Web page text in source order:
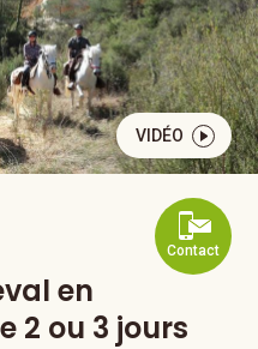
VIDÉO
Contact
en
2 ou 3 jours